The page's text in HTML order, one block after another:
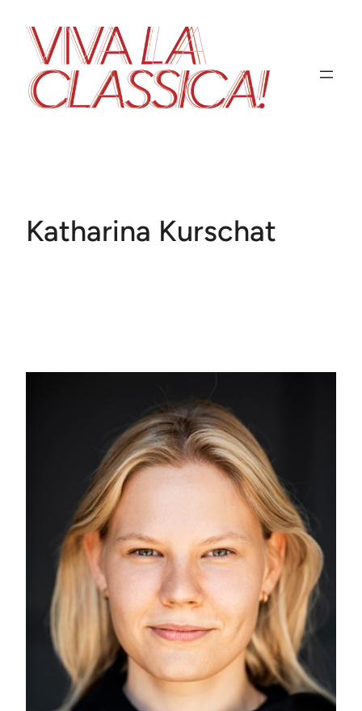
Inhalt
springen
Katharina Kurschat